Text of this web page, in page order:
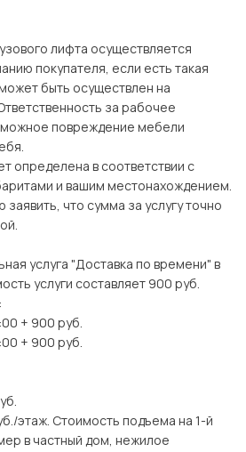
лифта осуществляется
покупателя, если есть такая
быть осуществлен на
за рабочее
повреждение мебели
определена в соответствии с
и вашим местонахождением.
что сумма за услугу точно
услуга "Доставка по времени" в
услуги составляет 900 руб.
+ 900 руб.
+ 900 руб.
этаж. Стоимость подъема на 1-й
в частный дом, нежилое